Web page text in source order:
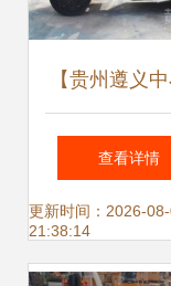
【贵州遵义
压路机柏油路
实机方向盘式
机好货不贵
查看详情
更新时间：2026-
21:38:14